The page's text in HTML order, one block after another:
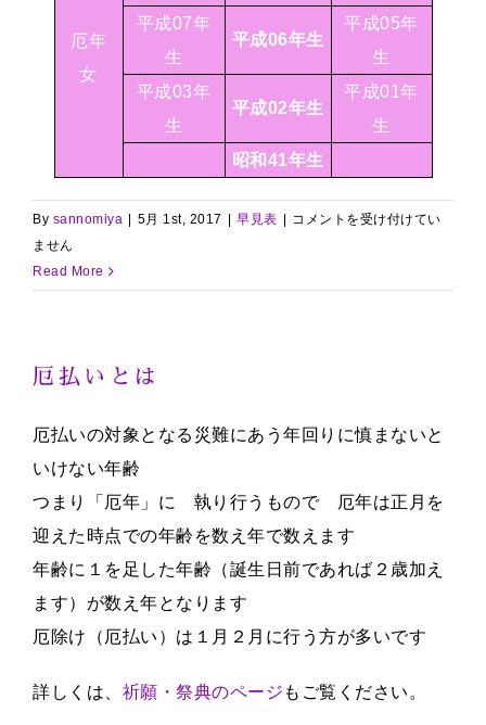
厄年
女
平成07年
生
平成06年生
平成05年
生
平成03年
生
平成02年生
平成01年
生
昭和41年生
By sannomiya 5月 1st, 2017 早見表
厄
コメントを受け付けてい
ません
Read More
厄払いとは
厄払いの対象となる災難にあう年回りに慎まないと
いけない年齢
つまり「厄年」に 執り行うもので 厄年は正月を
迎えた時点での年齢を数え年で数えます
年齢に１を足した年齢（誕生日前であれば２歳加え
ます）が数え年となります
厄除け（厄払い）は１月２月に行う方が多いです
詳しくは、 祈願・祭典のページ もご覧ください。